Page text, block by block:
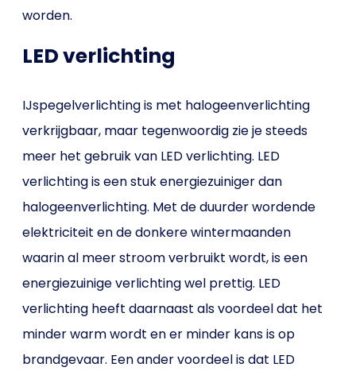
worden.
LED verlichting
IJspegelverlichting is met halogeenverlichting
verkrijgbaar, maar tegenwoordig zie je steeds
meer het gebruik van LED verlichting. LED
verlichting is een stuk energiezuiniger dan
halogeenverlichting. Met de duurder wordende
elektriciteit en de donkere wintermaanden
waarin al meer stroom verbruikt wordt, is een
energiezuinige verlichting wel prettig. LED
verlichting heeft daarnaast als voordeel dat het
minder warm wordt en er minder kans is op
brandgevaar. Een ander voordeel is dat LED